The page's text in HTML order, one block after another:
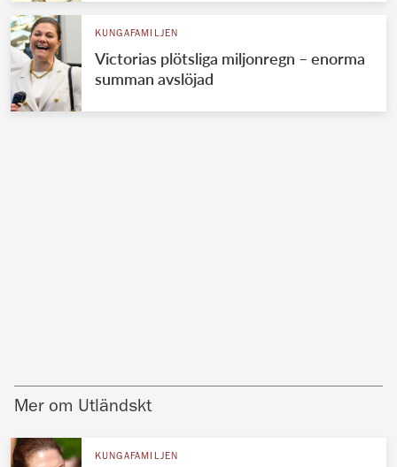
KUNGAFAMILJEN
Victorias plötsliga miljonregn – enorma
summan avslöjad
Mer om Utländskt
KUNGAFAMILJEN